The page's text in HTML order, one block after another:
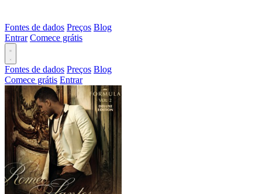
Fontes de dados Preços Blog
Entrar Comece grátis
Fontes de dados Preços Blog
Comece grátis Entrar